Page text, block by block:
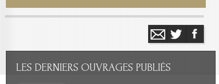
LES DERNIERS OUVRAGES PUBLIÉS